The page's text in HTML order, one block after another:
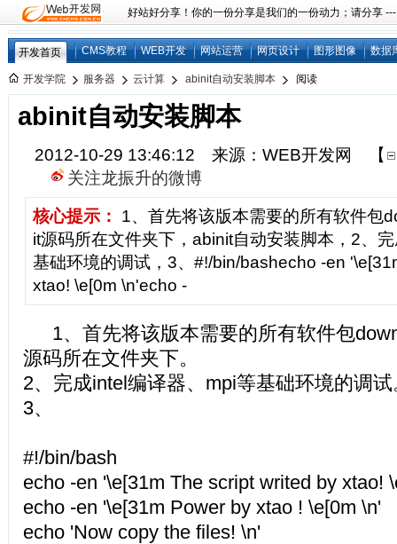
好站好分享！你的一份分享是我们的一份动力；请分享
开发首页 CMS教程 WEB开发 网站运营 网页设计 图形图像 数据
开发学院 服务器 云计算 abinit自动安装脚本 阅读
abinit自动安装脚本
2012-10-29 13:46:12 来源：WEB开发网
【
关注龙振升的微博
核心提示：
1、首先将该版本需要的所有软件包
it源码所在文件夹下，abinit自动安装脚本，2、
基础环境的调试，3、#!/bin/bashecho -en
xtao! \e[0m \n'echo -
1、首先将该版本需要的所有软件包
源码所在文件夹下。
2、完成intel编译器、mpi等基础环境的调试
3、
#!/bin/bash
echo -en '\e[31m The script writed by xtao!
echo -en '\e[31m Power by xtao ! \e[0m \n'
echo 'Now copy the files! \n'